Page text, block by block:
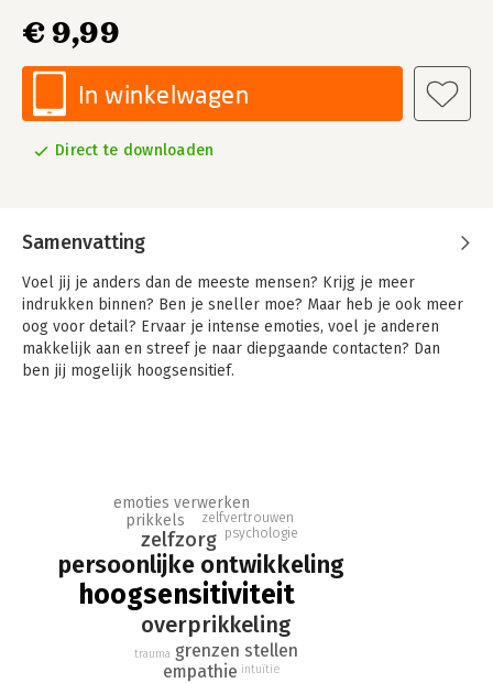
€ 9,99
In winkelwagen
Direct te downloaden
Samenvatting
Voel jij je anders dan de meeste mensen? Krijg je meer
indrukken binnen? Ben je sneller moe? Maar heb je ook meer
oog voor detail? Ervaar je intense emoties, voel je anderen
makkelijk aan en streef je naar diepgaande contacten? Dan
ben jij mogelijk hoogsensitief.
zweefteven. Tot ze ondervond dat de eigenschap naast nadelen
ook voordelen kent.
hoogsensitiviteit
persoonlijke ontwikkeling
overprikkeling
zelfzorg
grenzen stellen
empathie
prikkels
emoties verwerken
zelfvertrouwen
psychologie
trauma
intuïtie